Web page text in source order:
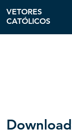
Downloa
VETORES
CATÓLICOS